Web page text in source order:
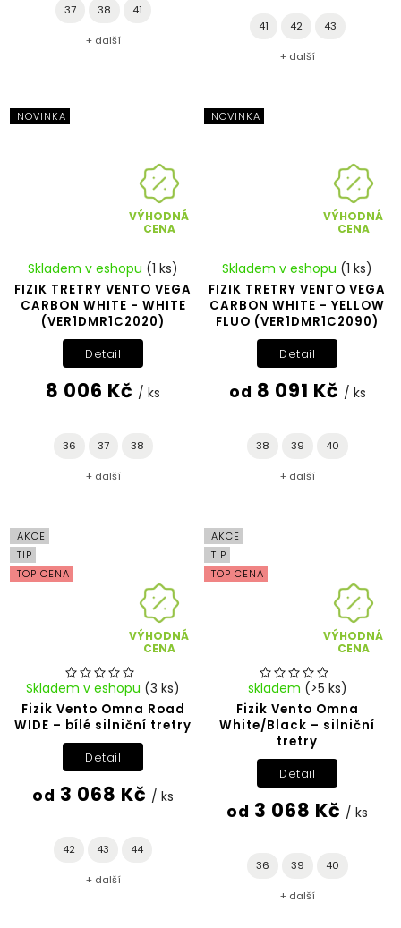
37 38 41
+ další
41 42 43
+ další
NOVINKA
VÝHODNÁ
CENA
FIZIK TRETRY VENTO VEGA
CARBON WHITE - WHITE
(VER1DMR1C2020)
Skladem v eshopu (1 ks)
8 006 Kč / ks
Detail
36 37 38
+ další
NOVINKA
VÝHODNÁ
CENA
FIZIK TRETRY VENTO VEGA
CARBON WHITE - YELLOW
FLUO (VER1DMR1C2090)
Skladem v eshopu (1 ks)
od 8 091 Kč / ks
Detail
38 39 40
+ další
AKCE
TIP
TOP CENA
VÝHODNÁ
CENA
Fizik Vento Omna Road
WIDE – bílé silniční tretry
Skladem v eshopu (3 ks)
od 3 068 Kč / ks
Detail
42 43 44
+ další
AKCE
TIP
TOP CENA
VÝHODNÁ
CENA
Fizik Vento Omna
White/Black – silniční
tretry
skladem (>5 ks)
od 3 068 Kč / ks
Detail
36 39 40
+ další